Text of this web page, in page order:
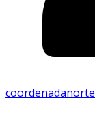
coordenadanorte